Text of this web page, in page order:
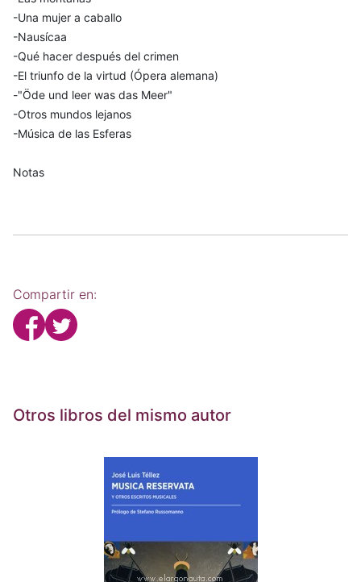
-Una mujer a caballo
-Nausícaa
-Qué hacer después del crimen
-El triunfo de la virtud (Ópera alemana)
-"Öde und leer was das Meer"
-Otros mundos lejanos
-Música de las Esferas
Notas
Compartir en:
Otros libros del mismo autor